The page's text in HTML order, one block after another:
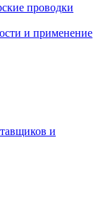
проводки
и применение
и